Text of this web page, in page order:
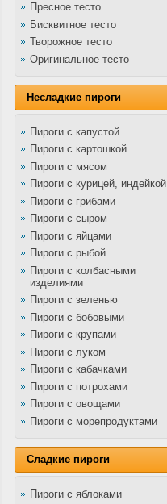
Пресное тесто
Бисквитное тесто
Творожное тесто
Оригинальное тесто
Несладкие пироги
Пироги с капустой
Пироги с картошкой
Пироги с мясом
Пироги с курицей, индейкой
Пироги с грибами
Пироги с сыром
Пироги с яйцами
Пироги с рыбой
Пироги с колбасными
изделиями
Пироги с зеленью
Пироги с бобовыми
Пироги с крупами
Пироги с луком
Пироги с кабачками
Пироги с потрохами
Пироги с овощами
Пироги с морепродуктами
Сладкие пироги
Пироги с яблоками